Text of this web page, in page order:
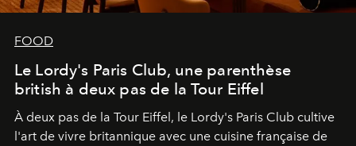
FOOD
Le Lordy's Paris Club, une parenthèse
british à deux pas de la Tour Eiffel
À deux pas de la Tour Eiffel, le Lordy's Paris Club cultive
l'art de vivre britannique avec une cuisine française de